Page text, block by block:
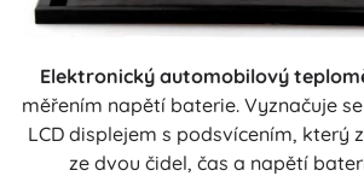
Elektronický automobilový
měřením napětí baterie. Vyznačuje
LCD displejem s podsvícením, který
ze dvou čidel, čas a napětí